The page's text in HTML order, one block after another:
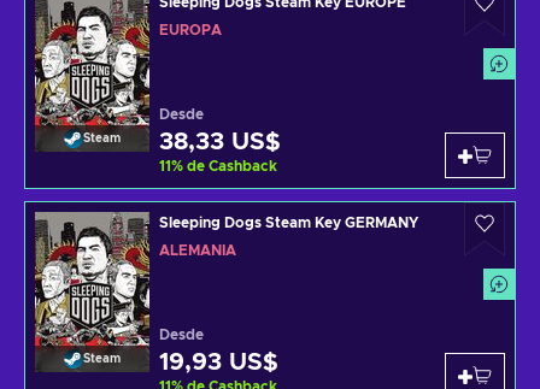
Steam
EUROPA
Desde
38,33 US$
11% de Cashback
Steam
Sleeping Dogs Steam Key GERMANY
ALEMANIA
Desde
19,93 US$